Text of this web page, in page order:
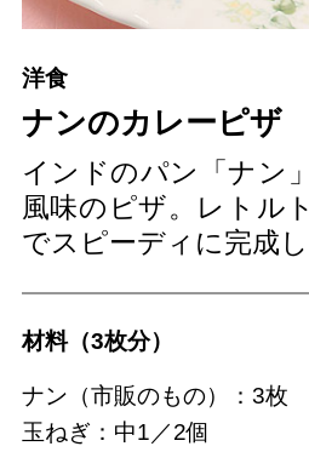
洋食
ナンのカレーピザ
インドのパン「ナン
風味のピザ。レトル
でスピーディに完成
材料（3枚分）
ナン（市販のもの）：3枚
玉ねぎ：中1／2個